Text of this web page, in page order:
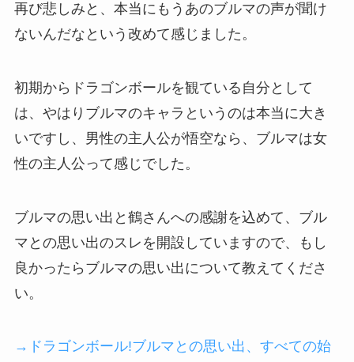
再び悲しみと、本当にもうあのブルマの声が聞け
ないんだなという改めて感じました。
初期からドラゴンボールを観ている自分として
は、やはりブルマのキャラというのは本当に大き
いですし、男性の主人公が悟空なら、ブルマは女
性の主人公って感じでした。
ブルマの思い出と鶴さんへの感謝を込めて、ブル
マとの思い出のスレを開設していますので、もし
良かったらブルマの思い出について教えてくださ
い。
→ドラゴンボール!ブルマとの思い出、すべての始